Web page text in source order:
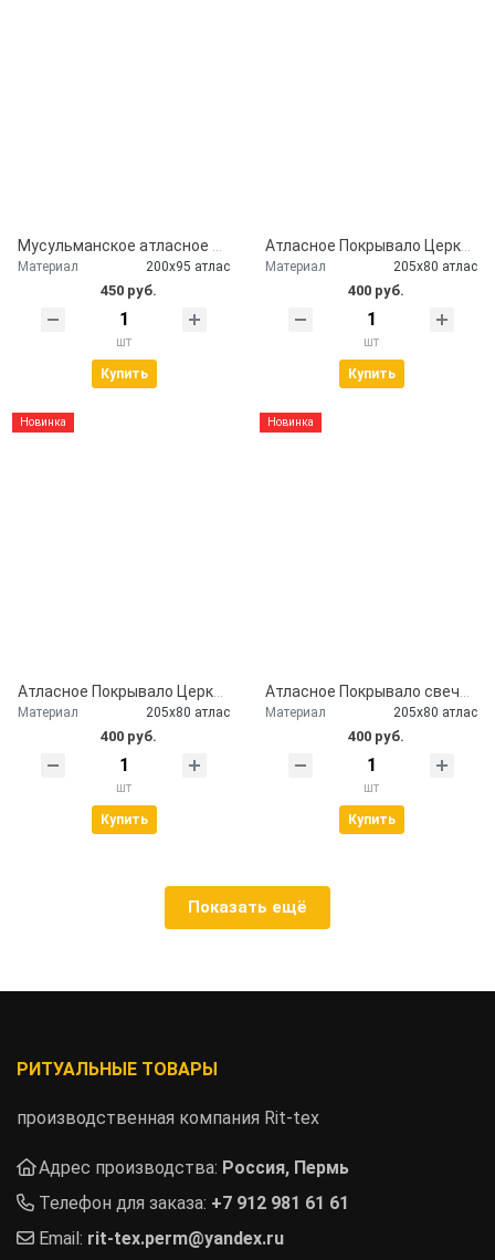
Мусульманское атласное покрывало Кул шариф
Материал 200х95 атлас
450 руб.
шт
Купить
Атласное Покрывало Церковь серебро
Материал 205х80 атлас
400 руб.
шт
Купить
Новинка
Материал 205х80 атлас
400 руб.
шт
Купить
Новинка
Материал 205х80 атлас
400 руб.
шт
Купить
Показать ещё
РИТУАЛЬНЫЕ ТОВАРЫ
производственная компания Rit-tex
Адрес производства: Россия, Пермь
Телефон для заказа: +7 912 981 61 61
Email: rit-tex.perm@yandex.ru